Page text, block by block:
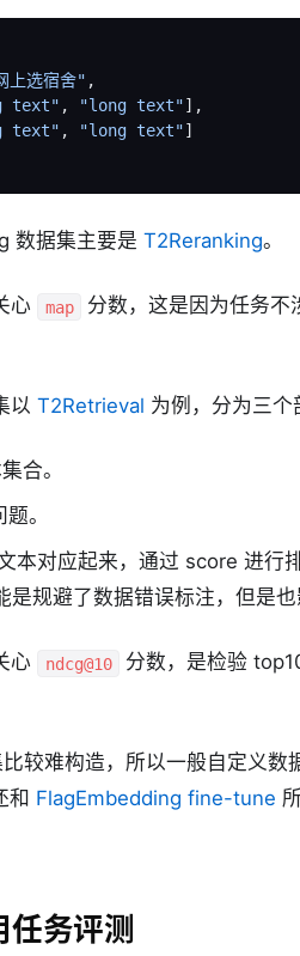
上选宿舍" ,
text" , "long text"],
text" , "long text"]
数据集主要是 T2Reranking。
心 map
分数，这是因为任务不
以 T2Retrieval 为例，分为三个
合。
。
本对应起来，通过 score 进行
规避了数据错误标注，但是也
心 ndcg@10
分数，是检验
较难构造，所以一般自定义数
和 FlagEmbedding fine-tune
任务评测